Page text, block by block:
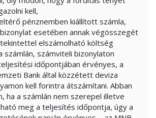
kell,
pénznemben kiállított számla,
esetében annak végösszegét
elszámolható költség
számlán, számviteli bizonylaton
időpontjában érvényes, a
Bank által közzétett deviza
kell forintra átszámítani. Abban
ha a számlán nem szerepel illetve
meg a teljesítés időpontja, úgy a